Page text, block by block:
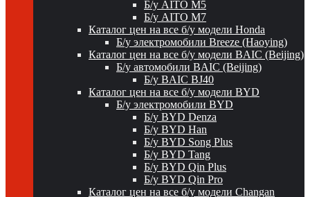
Б/у AITO M5
Б/у AITO M7
Каталог цен на все б/у модели Honda
Б/у электромобили Breeze (Haoying)
Каталог цен на все б/у модели BAIC (Beijing)
Б/у автомобили BAIC (Beijing)
Б/у BAIC BJ40
Каталог цен на все б/у модели BYD
Б/у электромобили BYD
Б/у BYD Denza
Б/у BYD Han
Б/у BYD Song Plus
Б/у BYD Tang
Б/у BYD Qin Plus
Б/у BYD Qin Pro
Каталог цен на все б/у модели Changan